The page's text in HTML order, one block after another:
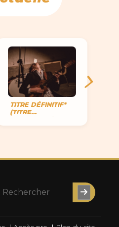
TITRE DÉFINITIF*
(TITRE
PROVISOIRE)